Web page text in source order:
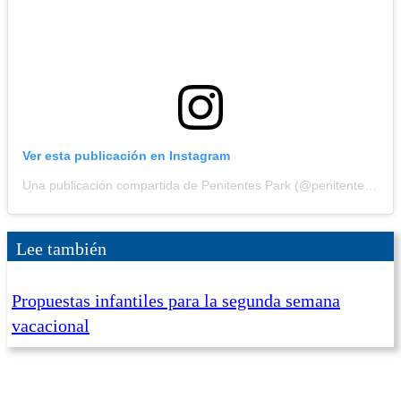
Ver esta publicación en Instagram
Una publicación compartida de Penitentes Park (@penitentespark)
Lee también
Propuestas infantiles para la segunda semana
vacacional